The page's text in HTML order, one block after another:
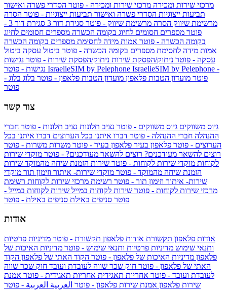
מרכזי שירות ומכירה מרכזי שירות ומכירה - פוטר הסדרי פשרה ואישור
תביעות ייצוגיות הסדרי פשרה ואישור תביעות ייצוגיות - פוטר הסרה
מרשימת שיווק הסרה מרשימת שיווק - פוטר סגירת דור 3
סגירת דור 3 -
פוטר מספרים חסומים לחיוג בקומה הכשרה מספרים חסומים לחיוג
בקומה הכשרה - פוטר אמות מידה לחסימת מספרים בקומה הכשרה
אמות מידה לחסימת מספרים בקומה הכשרה - פוטר ביטול עסקה ביטול
עסקה - פוטר ניתוק/הפסקת שירות ניתוק/הפסקת שירות - פוטר נגישות
IsraelieSIM by Pelephone IsraelieSIM by Pelephone -
פוטר מועדון הטבות פלאפון מועדון הטבות פלאפון - פוטר בלוג בלוג -
פוטר
צור קשר
גיוס משווקים גיוס משווקים - פוטר נציב תלונות נציב תלונות - פוטר חברי
ההנהלה חברי ההנהלה - פוטר דברו איתנו בכל הערוצים דברו איתנו בכל
הערוצים - פוטר פלאפון בעיר פלאפון בעיר - פוטר משרות משרות - פוטר
רוצים להשאר מעודכנים? רוצים להשאר מעודכנים? - פוטר מוקדי שירות
לקוחות מוקדי שירות לקוחות - פוטר שירות הזמנת שיחה מהמוקד שירות
הזמנת שיחה מהמוקד - פוטר מוקדי שירות- איתור וזימון תור מוקדי
שירות- איתור וזימון תור - פוטר רשימת מרכזי שירות לקוחות רשימת
מרכזי שירות לקוחות - פוטר שירות לקוחות במייל שירות לקוחות במייל -
פוטר סניפים באילת סניפים באילת - פוטר
אודות
אודות פלאפון תקשורת אודות פלאפון תקשורת - פוטר מדיניות פרטיות
ותנאי שימוש מדיניות פרטיות ותנאי שימוש - פוטר מדיניות האיכות של
פלאפון מדיניות האיכות של פלאפון - פוטר הקוד האתי של פלאפון הקוד
האתי של פלאפון - פוטר חוק שכר שווה לעובדת ועובד חוק שכר שווה
לעובדת ועובד - פוטר אחריות תאגידית אחריות תאגידית - פוטר אמנת
שירות פלאפון אמנת שירות פלאפון - פוטר العربية العربية - פוטר